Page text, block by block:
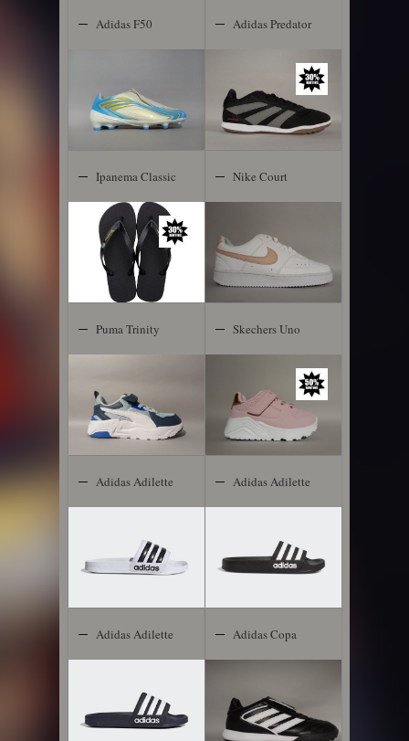
Adidas F50
Adidas Predator
Ipanema Classic
Nike Court
Puma Trinity
Skechers Uno
Adidas Adilette
Adidas Adilette
Adidas Adilette
Adidas Copa